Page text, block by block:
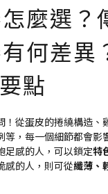
麼選？
何差異
點
！從蛋皮的捲繞構造、
等，每一個細節都會影
足感的人，可以鎖定特
感的人，則可從纖薄、